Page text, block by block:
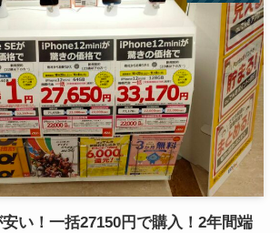
い！一括27150円で購入！2年間端